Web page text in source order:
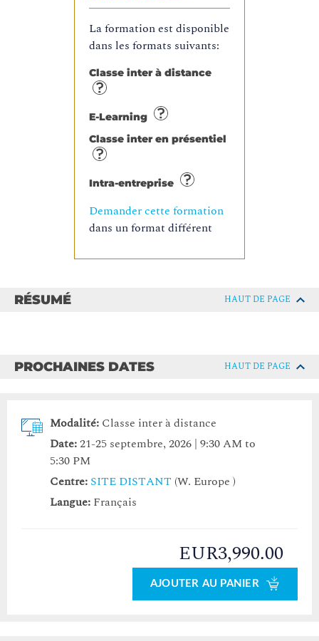
La formation est disponible
dans les formats suivants:
Classe inter à distance
E-Learning
Classe inter en présentiel
Intra-entreprise
Demander cette formation
dans un format différent
RÉSUMÉ HAUT DE PAGE
PROCHAINES DATES HAUT DE PAGE
Modalité: Classe inter à distance
Date:21-25 septembre, 2026 | 9:30 AM to
5:30 PM
Centre: SITE DISTANT (W. Europe )
Langue: Français
EUR3,990.00
AJOUTER AU PANIER